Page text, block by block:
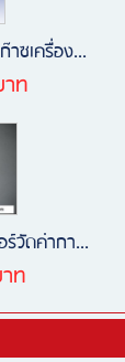
ซเครื่อง...
ท
ร์วัดค่ากา...
ท